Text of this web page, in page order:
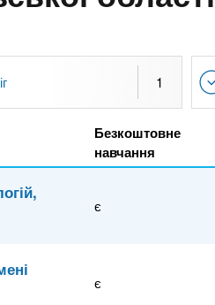
1
Безкоштовне
навчання
є
є